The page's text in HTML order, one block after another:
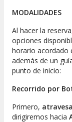
MODALIDADES
Al hacer la
opciones
horario acordado
además de un
punto de inicio:
Recorrido por
Primero,
dirigiremos hacia